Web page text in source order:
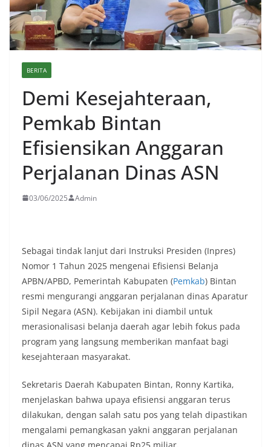
BERITA
Demi Kesejahteraan,
Pemkab Bintan
Efisiensikan Anggaran
Perjalanan Dinas ASN
03/06/2025 Admin
Sebagai tindak lanjut dari Instruksi Presiden (Inpres)
Nomor 1 Tahun 2025 mengenai Efisiensi Belanja
APBN/APBD, Pemerintah Kabupaten (Pemkab) Bintan
resmi mengurangi anggaran perjalanan dinas Aparatur
Sipil Negara (ASN). Kebijakan ini diambil untuk
merasionalisasi belanja daerah agar lebih fokus pada
program yang langsung memberikan manfaat bagi
kesejahteraan masyarakat.
Sekretaris Daerah Kabupaten Bintan, Ronny Kartika,
menjelaskan bahwa upaya efisiensi anggaran terus
dilakukan, dengan salah satu pos yang telah dipastikan
mengalami pemangkasan yakni anggaran perjalanan
dinas ASN yang mencapai Rp25 miliar.